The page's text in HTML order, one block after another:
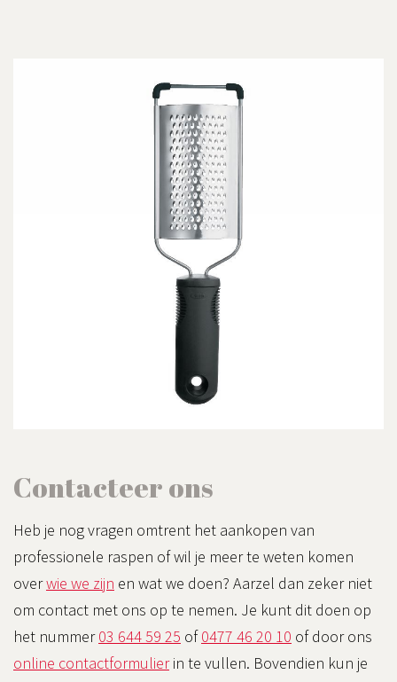
Contacteer ons
Heb je nog vragen omtrent het aankopen van
professionele raspen of wil je meer te weten komen
overwie we zijn en wat we doen? Aarzel dan zeker niet
om contact met ons op te nemen. Je kunt dit doen op
het nummer03 644 59 25 of0477 46 20 10 of door ons
online contactformulierin te vullen. Bovendien kun je